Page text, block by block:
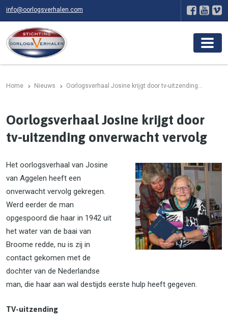
info@oorlogsverhalen.com
Home Nieuws Oorlogsverhaal Josine krijgt door tv-uitzending...
Oorlogsverhaal Josine krijgt door
tv-uitzending onverwacht vervolg
Het oorlogsverhaal van Josine
van Aggelen heeft een
onverwacht vervolg gekregen.
Werd eerder de man
opgespoord die haar in 1942 uit
het water van de baai van
Broome redde, nu is zij in
contact gekomen met de
dochter van de Nederlandse
man, die haar aan wal destijds eerste hulp heeft gegeven.
TV-uitzending